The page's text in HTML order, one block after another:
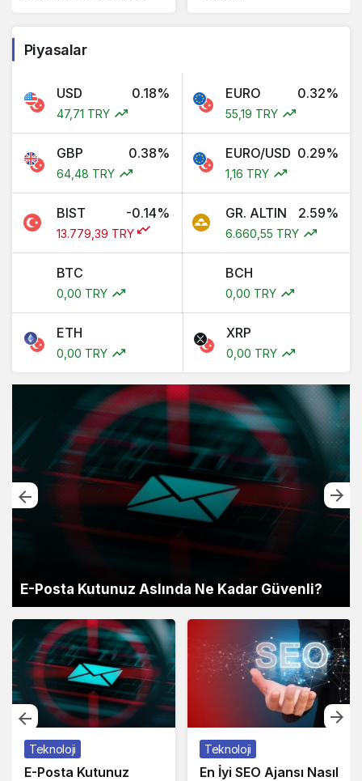
Piyasalar
USD 0.18%
47,71 TRY
EURO 0.32%
55,19 TRY
GBP 0.38%
64,48 TRY
EURO/USD 0.29%
1,16 TRY
BIST -0.14%
13.779,39 TRY
GR. ALTIN 2.59%
6.660,55 TRY
BTC
0,00 TRY
BCH
0,00 TRY
ETH
0,00 TRY
XRP
0,00 TRY
E-Posta Kutunuz Aslında Ne Kadar Güvenli?
Teknoloji
E-Posta Kutunuz
Teknoloji
En İyi SEO Ajansı Nasıl